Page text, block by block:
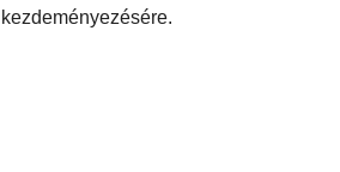
kezdeményezésére.